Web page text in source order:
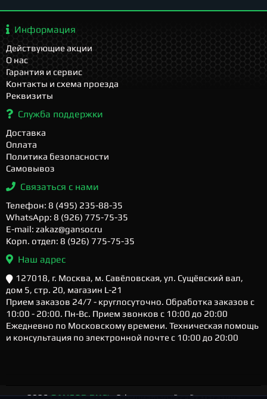
Информация
Действующие акции
О нас
Гарантия и сервис
Контакты и схема проезда
Реквизиты
Служба поддержки
Доставка
Оплата
Политика безопасности
Самовывоз
Связаться с нами
Телефон: 8 (495) 235-88-35
WhatsApp: 8 (926) 775-75-35
E-mail: zakaz@gansor.ru
Корп. отдел: 8 (926) 775-75-35
Наш адрес
127018, г. Москва, м. Савёловская, ул. Сущёвский вал,
дом 5, стр. 20, магазин L-21
Прием заказов 24/7 - круглосуточно. Обработка заказов с
10:00 - 20:00. Пн-Вс. Прием звонков с 10:00 до 20:00
Ежедневно по Московскому времени. Техническая помощь
и консультация по электронной почте с 10:00 до 20:00